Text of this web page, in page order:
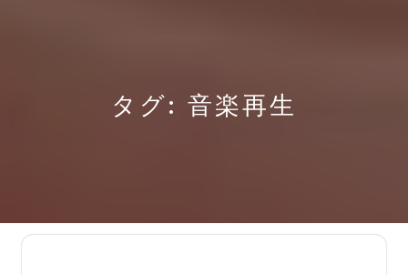
タグ: 音楽再生